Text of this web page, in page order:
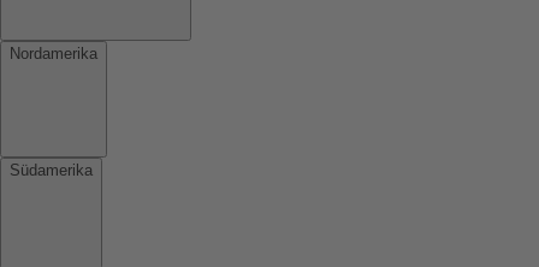
Nordamerika
Südamerika